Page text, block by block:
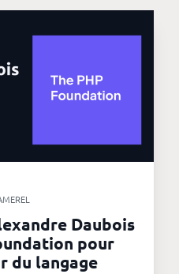
Daubois
pour
du langage